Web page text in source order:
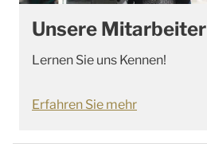
Unsere Mitarbeiter
Lernen Sie uns Kennen!
Erfahren Sie mehr